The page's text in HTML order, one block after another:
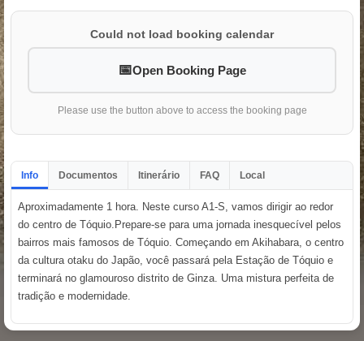
Could not load booking calendar
Open Booking Page
Please use the button above to access the booking page
Info Documentos Itinerário FAQ Local
Aproximadamente 1 hora. Neste curso A1-S, vamos dirigir ao redor
do centro de Tóquio.Prepare-se para uma jornada inesquecível pelos
bairros mais famosos de Tóquio. Começando em Akihabara, o centro
da cultura otaku do Japão, você passará pela Estação de Tóquio e
terminará no glamouroso distrito de Ginza. Uma mistura perfeita de
tradição e modernidade.